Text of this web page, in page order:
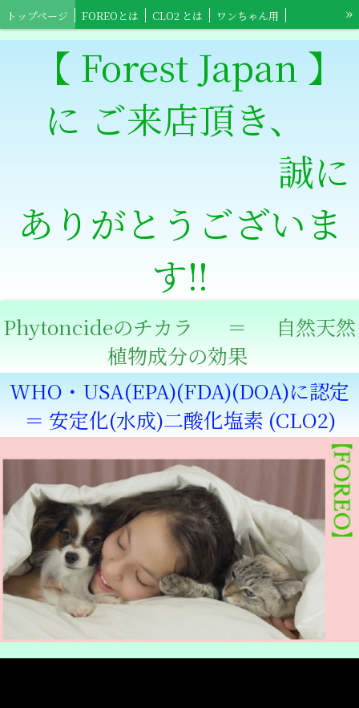
トップページ FOREOとは CLO2 とは
ワンちゃん用
【Foreo】高齢者介護用
ワンちゃんショップ
ネコちゃんショップ
小動物ショップ
スポーツ全般用ショップ
【Foreo】高齢者介護ショップ 特定商取引法表記
»
【 Forest Japan 】
に ご来店頂き、
誠に
ありがとうございま
す‼
Phytoncideのチカラ ＝ 自然天然
植物成分の効果
WHO・USA(EPA)(FDA)(DOA)に認定
＝ 安定化(水成)二酸化塩素 (CLO2)